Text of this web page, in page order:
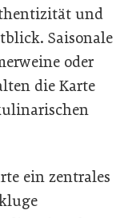
und
Saisonale
oder
die Karte
ein zentrales